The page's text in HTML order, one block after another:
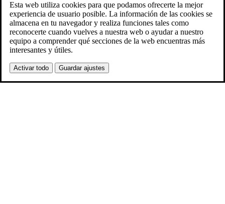
Esta web utiliza cookies para que podamos ofrecerte la mejor
experiencia de usuario posible. La información de las cookies se
almacena en tu navegador y realiza funciones tales como
reconocerte cuando vuelves a nuestra web o ayudar a nuestro
equipo a comprender qué secciones de la web encuentras más
interesantes y útiles.
Activar todo Guardar ajustes